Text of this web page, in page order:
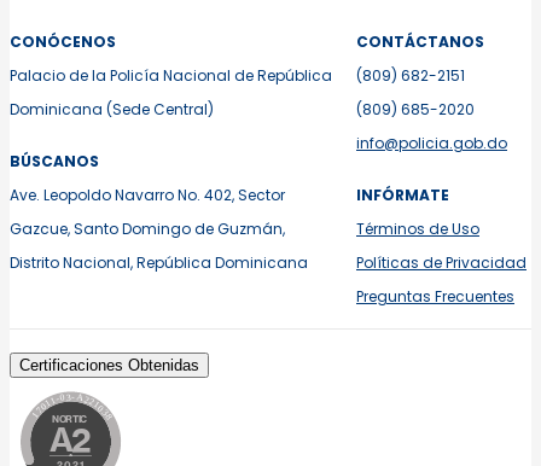
CONÓCENOS
Palacio de la Policía Nacional de República
Dominicana (Sede Central)
BÚSCANOS
Ave. Leopoldo Navarro No. 402, Sector
Gazcue, Santo Domingo de Guzmán,
Distrito Nacional, República Dominicana
CONTÁCTANOS
(809) 682-2151
(809) 685-2020
info@policia.gob.do
INFÓRMATE
Términos de Uso
Políticas de Privacidad
Preguntas Frecuentes
Certificaciones Obtenidas